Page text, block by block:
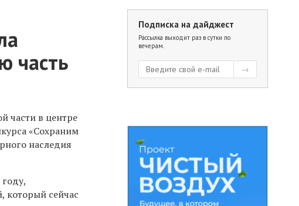
часть
части в центре
«Сохраним
наследия
который сейчас
Подписка на дайджест
Рассылка выходит раз в сутки по
вечерам.